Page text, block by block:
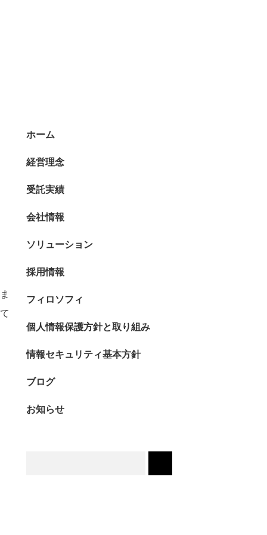
ホーム
経営理念
受託実績
会社情報
ソリューション
採用情報
フィロソフィ
個人情報保護方針と取り組み
情報セキュリティ基本方針
ブログ
お知らせ